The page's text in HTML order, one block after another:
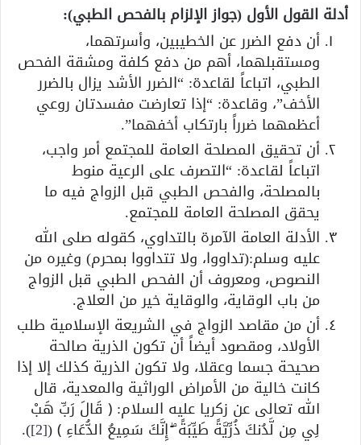
أدلة القول الأول (جواز الإلزام بالفحص الطبي):
أن دفع الضرر عن الخطيبين، وأسرتهما،
ومستقبلهما، أهم من دفع كلفة ومشقة الفحص
الطبي، اتباعاً لقاعدة: “الضرر الأشد يزال بالضرر
الأخف”، وقاعدة: “إذا تعارضت مفسدتان روعي
أعظمهما ضرراً بارتكاب أخفهما”.
أن تحقيق المصلحة العامة للمجتمع أمر واجب،
اتباعاً لقاعدة: “التصرف على الرعية منوط
بالمصلحة، والفحص الطبي قبل الزواج فيه ما
يحقق المصلحة العامة للمجتمع.
الأدلة العامة الآمرة بالتداوي، كقوله صلى الله
عليه وسلم:(تداووا، ولا تتداووا بمحرم) وغيره من
النصوص، ومعروف أن الفحص الطبي قبل الزواج
من باب الوقاية، والوقاية خير من العلاج.
أن من مقاصد الزواج في الشريعة الإسلامية طلب
الأولاد، ومقصود أيضاً أن تكون الذرية صالحة
صحيحة جسما وعقلا، ولا تكون الذرية كذلك إلا إذا
كانت خالية من الأمراض الوراثية والمعدية، قال
الله تعالى عن زكريا عليه السلام: ﴿ قَالَ رَبِّ هَبْ
لِي مِن لَّدُنكَ ذُرِّيَّةً طَيِّبَةً ۖ إِنَّكَ سَمِيعُ الدُّعَاءِ ﴾ ([2]
).